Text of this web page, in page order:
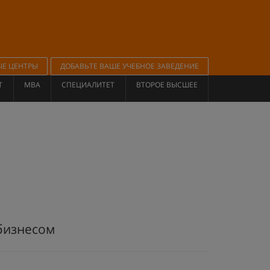
ЦЕНТРЫ
ДОБАВЬТЕ ВАШЕ УЧЕБНОЕ ЗАВЕДЕНИЕ
MBA СПЕЦИАЛИТЕТ ВТОРОЕ ВЫСШЕЕ